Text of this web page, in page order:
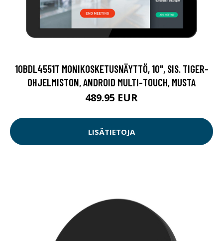
10BDL4551T MONIKOSKETUSNÄYTTÖ, 10", SIS. TIGER-
OHJELMISTON, ANDROID MULTI-TOUCH, MUSTA
489.95 EUR
LISÄTIETOJA